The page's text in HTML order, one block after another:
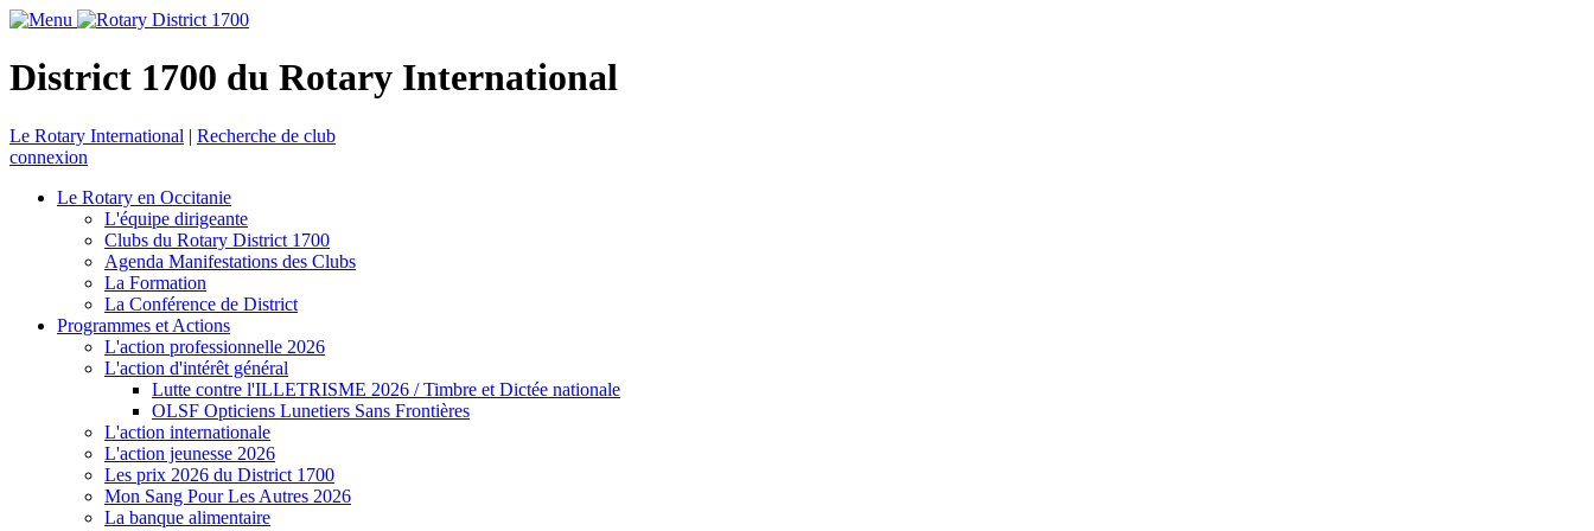
District 1700 du Rotary International
Le Rotary International | Recherche de club
connexion
Le Rotary en Occitanie
L'équipe dirigeante
Clubs du Rotary District 1700
Agenda Manifestations des Clubs
La Formation
La Conférence de District
Programmes et Actions
L'action professionnelle 2026
L'action d'intérêt général
Lutte contre l'ILLETRISME 2026 / Timbre et Dictée nationale
OLSF Opticiens Lunetiers Sans Frontières
L'action internationale
L'action jeunesse 2026
Les prix 2026 du District 1700
Mon Sang Pour Les Autres 2026
La banque alimentaire